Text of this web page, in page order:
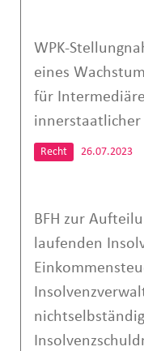
WPK-
eines
für
innerstaatlicher
Recht 26.07.2023
BFH zur
laufenden